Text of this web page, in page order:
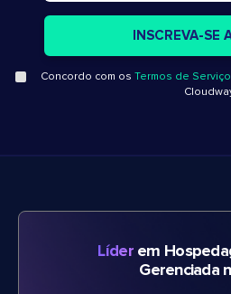
Concordo com os Termos de Serviço
Líderem
Gerenciada